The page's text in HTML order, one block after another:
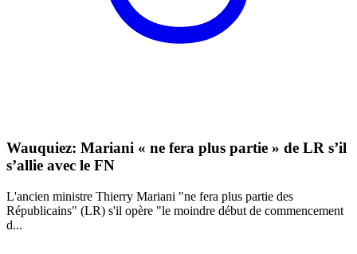
Wauquiez: Mariani « ne fera plus partie » de LR s’il
s’allie avec le FN
L'ancien ministre Thierry Mariani "ne fera plus partie des
Républicains" (LR) s'il opère "le moindre début de commencement
d...